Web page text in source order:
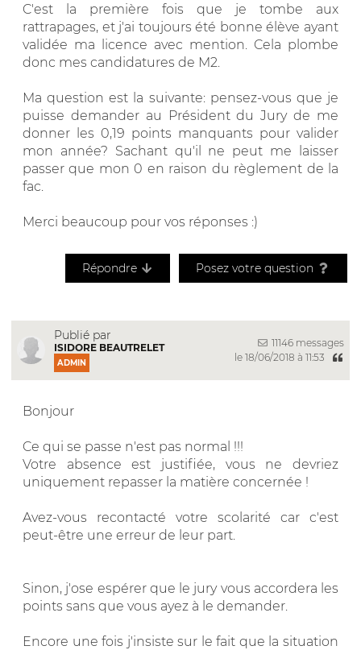
C'est la première fois que je tombe aux
rattrapages, et j'ai toujours été bonne élève ayant
validée ma licence avec mention. Cela plombe
donc mes candidatures de M2.
Ma question est la suivante: pensez-vous que je
puisse demander au Président du Jury de me
donner les 0,19 points manquants pour valider
mon année? Sachant qu'il ne peut me laisser
passer que mon 0 en raison du règlement de la
fac.
Merci beaucoup pour vos réponses :)
Répondre Posez votre question
Publié par
ISIDORE BEAUTRELET
ADMIN
11146 messages
le 18/06/2018 à 11:53
Bonjour
Ce qui se passe n'est pas normal !!!
Votre absence est justifiée, vous ne devriez
uniquement repasser la matière concernée !
Avez-vous recontacté votre scolarité car c'est
peut-être une erreur de leur part.
Sinon, j'ose espérer que le jury vous accordera les
points sans que vous ayez à le demander.
Encore une fois j'insiste sur le fait que la situation